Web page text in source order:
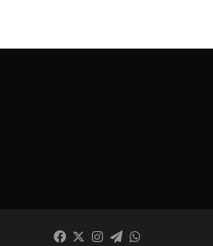
Facebook
X Instagram
Telegram